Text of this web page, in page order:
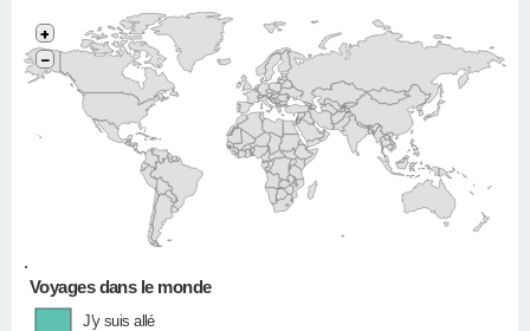
•
+
−
Voyages dans le monde
J'y suis allé